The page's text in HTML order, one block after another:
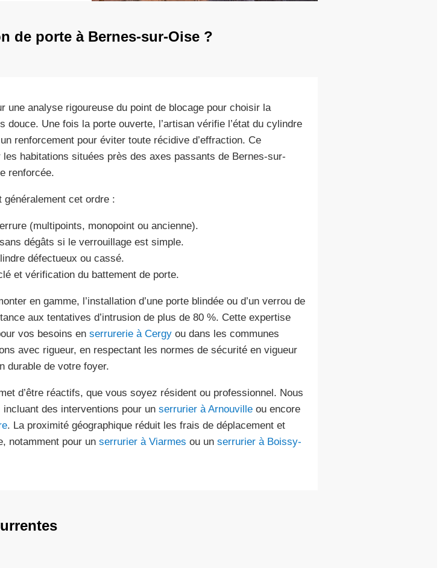
de porte à Bernes-sur-Oise ?
une analyse rigoureuse du point de blocage pour choisir la
douce. Une fois la porte ouverte, l’artisan vérifie l’état du cylindre
renforcement pour éviter toute récidive d’effraction. Ce
habitations situées près des axes passants de Bernes-sur-
renforcée.
généralement cet ordre :
(multipoints, monopoint ou ancienne).
dégâts si le verrouillage est simple.
défectueux ou cassé.
et vérification du battement de porte.
en gamme, l’installation d’une porte blindée ou d’un verrou de
aux tentatives d’intrusion de plus de 80 %. Cette expertise
vos besoins en serrurerie à Cergyou dans les communes
avec rigueur, en respectant les normes de sécurité en vigueur
durable de votre foyer.
d’être réactifs, que vous soyez résident ou professionnel. Nous
des interventions pour un serrurier à Arnouvilleou encore
. La proximité géographique réduit les frais de déplacement et
notamment pour un serrurier à Viarmes ou un serrurier à Boissy-